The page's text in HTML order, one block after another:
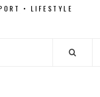
• LIFESTYLE